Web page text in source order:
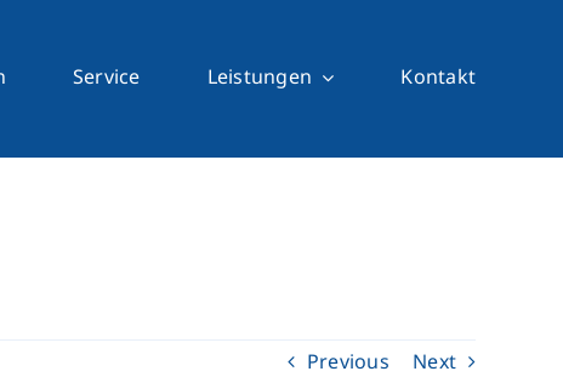
Service Leistungen Kontakt
Previous Next